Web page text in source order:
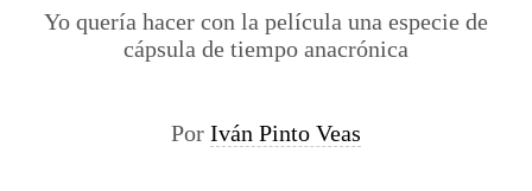
Yo quería hacer con la película una especie de
cápsula de tiempo anacrónica
Por Iván Pinto Veas